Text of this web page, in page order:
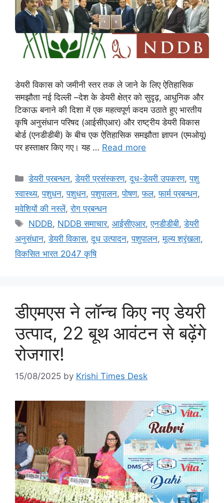
डेयरी विकास को जमीनी स्तर तक ले जाने के लिए ऐतिहासिक
समझौता नई दिल्ली –देश के डेयरी क्षेत्र को सुदृढ़, आधुनिक और
टिकाऊ बनाने की दिशा में एक महत्वपूर्ण कदम उठाते हुए भारतीय
कृषि अनुसंधान परिषद (आईसीएआर) और राष्ट्रीय डेयरी विकास
बोर्ड (एनडीडीबी) के बीच एक ऐतिहासिक समझौता ज्ञापन (एमओयू)
पर हस्ताक्षर किए गए। यह … Read more
डेयरी प्रबन्धन,डेयरी प्रसंस्करण,दूध-डेयरी उपकरण,पशु
स्वास्थ्य,पशुधन,पशुधन,पशुपालन,पोषण,फल,फार्म प्रबन्धन,
मवेशियों की नस्लें,रोग प्रबन्धन
NDDB, NDDB समाचार,आईसीएआर,एनडीडीबी,डेयरी
अनुसंधान,डेयरी विकास,दूध उत्पादन,पशुपालन,मूल्य श्रृंखला,
विकसित भारत 2047 कृषि
डीएमएस ने लॉन्च किए नए डेयरी
उत्पाद, 22 बूथ आवंटन से बढ़ेंगे
रोजगार!
15/08/2025 by Krishi Times Desk